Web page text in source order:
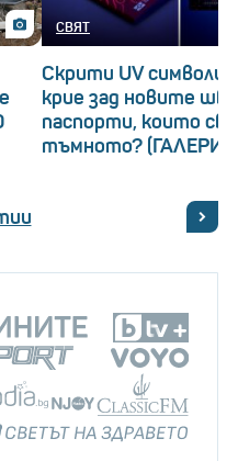
СВЯТ
Скрити UV символи:
крие зад новите
паспорти, които
тъмното?